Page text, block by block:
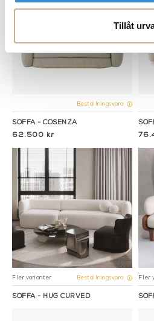
Tillåt
Beställningsvara
SOFFA - COSENZA
62.500 kr
Fler varianter Beställningsvara
SOFFA - HUG CURVED
Fler